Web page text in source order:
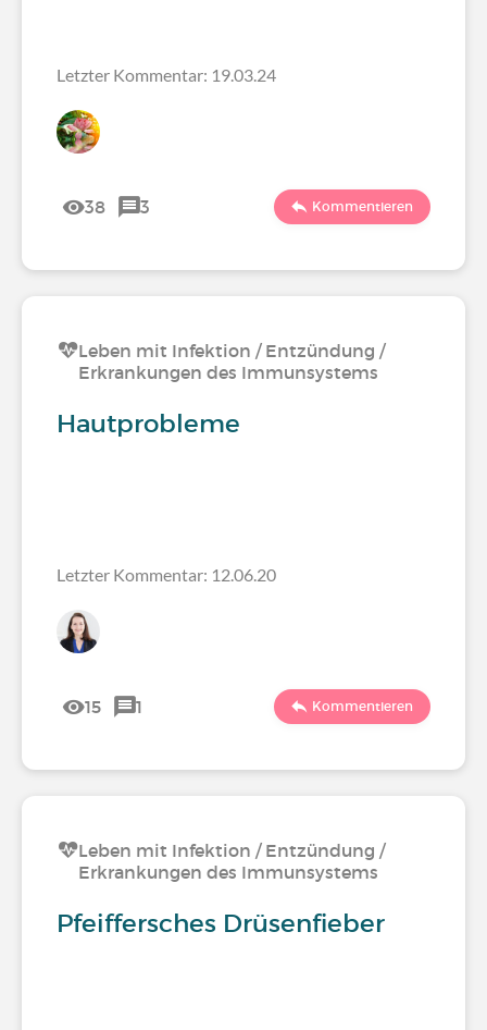
Letzter Kommentar: 19.03.24
38 3 Kommentieren
Leben mit Infektion / Entzündung /
Erkrankungen des Immunsystems
Hautprobleme
Letzter Kommentar: 12.06.20
15 1 Kommentieren
Leben mit Infektion / Entzündung /
Erkrankungen des Immunsystems
Pfeiffersches Drüsenfieber